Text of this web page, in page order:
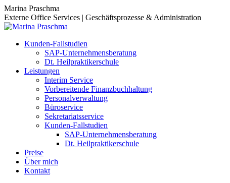
Zum
Inhalt
springen
Marina Praschma
Externe Office Services | Geschäftsprozesse & Administration
Kunden-Fallstudien
SAP-Unternehmensberatung
Dt. Heilpraktikerschule
Leistungen
Interim Service
Vorbereitende Finanzbuchhaltung
Personalverwaltung
Büroservice
Sekretariatsservice
Kunden-Fallstudien
SAP-Unternehmensberatung
Dt. Heilpraktikerschule
Preise
Über mich
Kontakt